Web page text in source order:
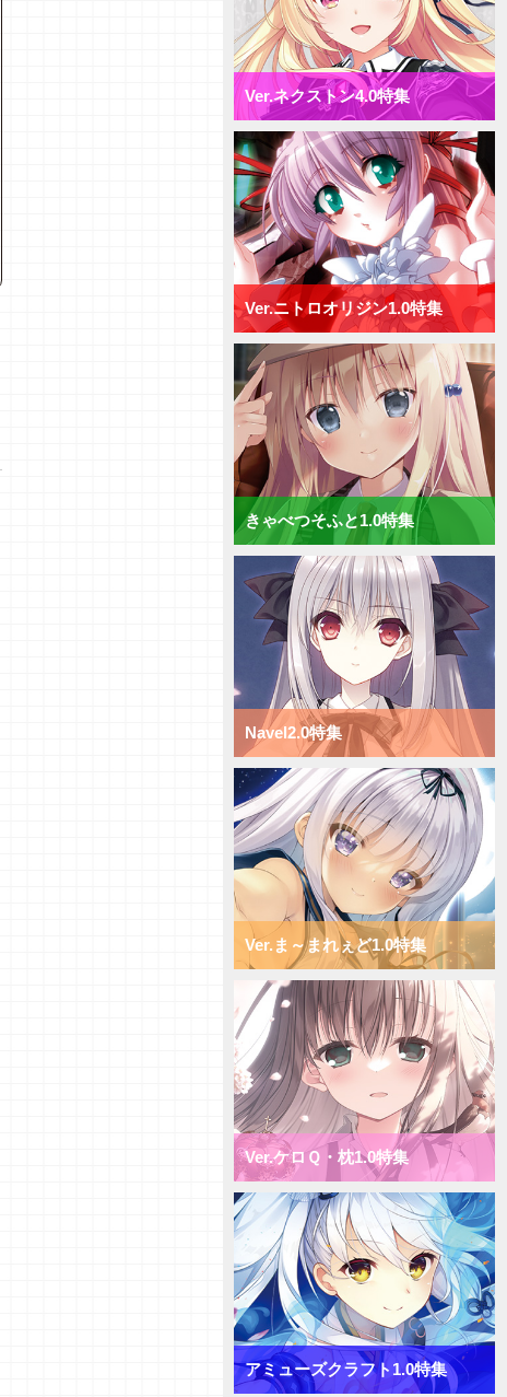
【研究員イチオシカード紹介
Vol.72】ネクストン4.0【初心者
向け】
【研究員イチオシカード紹介
Vol.71】ネクストン4.0【初心者
向け】
【デッキ紹介】AP強化と連続攻
撃で決めろ！ ネクストン4.0 ミ
ックス日単デッキ
【デッキ紹介】手札宣言能力で牽
制せよ！ ネクストン4.0 ミッ
クス宙単デッキ
【デッキ紹介】行動制限と速攻で
勝負を決めろ！ ネクストン
4.0 ミックス花単デッキ
【デッキ紹介】２種類の新エリア
を使い分けろ！ ネクストン4.0
ミックス月単デッキ
【デッキ紹介】[T]能力を活かし
て、バトルを制せ！ ネクストン
4.0 ミックス雪単デッキ
【研究員イチオシカード紹介
Vol.70】ニトロオリジン1.0【初
心者向け】
【研究員イチオシカード紹介
Vol.69】ニトロオリジン1.0【初
心者向け】
【研究員イチオシカード紹介
Vol.68】ニトロオリジン1.0【初
心者向け】
【研究員イチオシカード紹介
Vol.67】ニトロオリジン1.0【初
心者向け】
【研究員イチオシカード紹介
Vol.66】ニトロオリジン1.0【初
心者向け】
【デッキ紹介】小型キャラを全体
強化！ ニトロオリジン1.0 ミッ
クス日単デッキ
【デッキ紹介】超大型キャラで蹂
躙せよ！ ニトロオリジン1.0 ミ
ックス宙単デッキ
【デッキ紹介】サポートと移動で
攻め続けろ！ ニトロオリジン
1.0 ミックス花単デッキ
【デッキ紹介】超大型キャラへコ
ンバート！ ニトロオリジン1.0
ミックス月単デッキ
【デッキ紹介】盤面一掃で隙を突
け！ ニトロオリジン1.0 ミック
ス雪単デッキ
【初心者向けVol.38】「ターンリ
カバリー」「プリンシパル」「サ
プライズ」について
【初心者向けVol.37】「おうちで
リセ」をやってみよう！
【研究員イチオシカード紹介
Vol.65】きゃべつそふと1.0【初
心者向け】
【研究員イチオシカード紹介
Vol.64】きゃべつそふと1.0【初
心者向け】
【研究員イチオシカード紹介
Vol.63】きゃべつそふと1.0【初
心者向け】
Ver.ネクストン4.0特集
Ver.ニトロオリジン1.0特集
きゃべつそふと1.0特集
Navel2.0特集
Ver.ま～まれぇど1.0特集
Ver.ケロＱ・枕1.0特集
アミューズクラフト1.0特集